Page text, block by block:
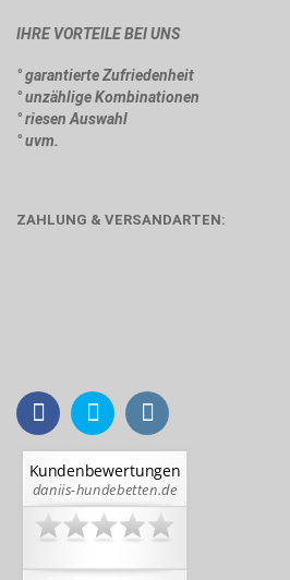
IHRE VORTEILE BEI UNS
° garantierte Zufriedenheit
° unzählige Kombinationen
° riesen Auswahl
° uvm.
ZAHLUNG & VERSANDARTEN: